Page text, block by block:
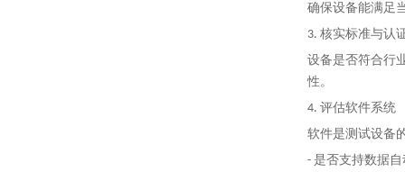
确保设备能满足
3. 核实标准与认
设备是否符合行
性。
4. 评估软件系统
软件是测试设备
- 是否支持数据